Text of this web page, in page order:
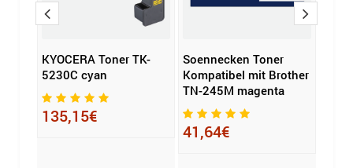
KYOCERA Toner TK-
5230C cyan
135,15€
Soennecken Toner
Kompatibel mit Brother
TN-245M magenta
41,64€